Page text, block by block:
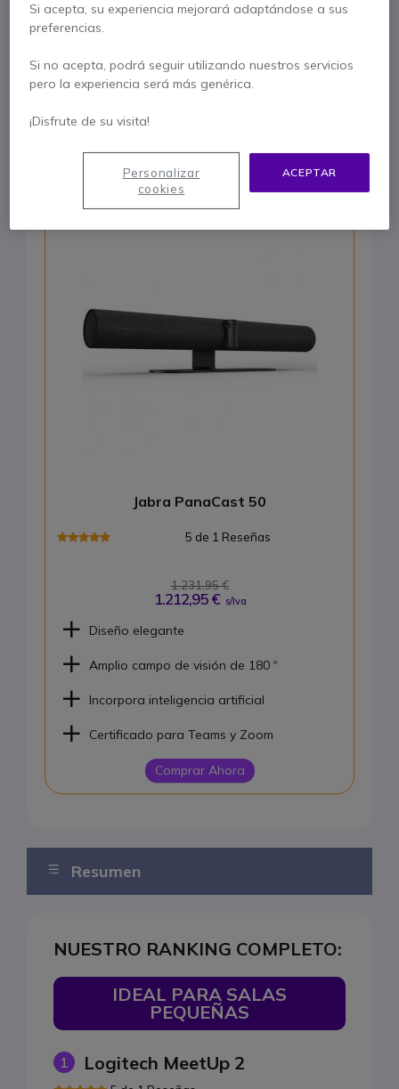
Conexión Plug & Play en USB-C
Número 3
Jabra PanaCast 50
5 de 1 Reseñas
1.231,95 €
1.212,95 € s/Iva
Diseño elegante
Amplio campo de visión de 180 º
Incorpora inteligencia artificial
Certificado para Teams y Zoom
Comprar Ahora
Resumen
Top 10
Ideal para salas pequeñas
Mejor cámara 360°
Mejor barra de vídeo todo en uno
Ideal para salas grandes
NUESTRO RANKING COMPLETO:
IDEAL PARA SALAS
PEQUEÑAS
1 Logitech MeetUp 2
Si acepta, su experiencia mejorará adaptándose a sus
preferencias.
Si no acepta, podrá seguir utilizando nuestros servicios
pero la experiencia será más genérica.
¡Disfrute de su visita!
ACEPTAR
Personalizar
cookies